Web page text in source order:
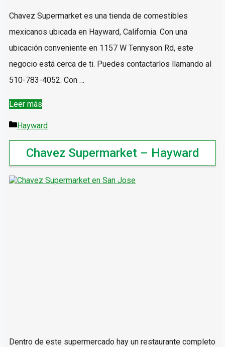
Chavez Supermarket es una tienda de comestibles
mexicanos ubicada en Hayward, California. Con una
ubicación conveniente en 1157 W Tennyson Rd, este
negocio está cerca de ti. Puedes contactarlos llamando al
510-783-4052. Con …
Leer más
Hayward
Categorías
Hayward
Chavez Supermarket – Hayward
Dentro de este supermercado hay un restaurante completo